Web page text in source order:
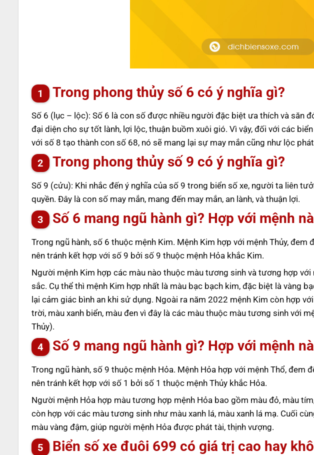
Trong phong thủy số 6 có ý nghĩa gì?
Số 6 (lục – lộc): Số 6 là con số được nhiều người đặc biệt ưa thích và săn
đại diện cho sự tốt lành, lợi lộc, thuận buồm xuôi gió. Vì vậy, đối với các
với số 8 tạo thành con số 68, nó sẽ mang lại sự may mắn cũng như lộc
Trong phong thủy số 9 có ý nghĩa gì?
Số 9 (cửu): Khi nhắc đến ý nghĩa của số 9 trong biển số xe, người ta liên
quyền. Đây là con số may mắn, mang đến may mắn, an lành, và thuận lợi.
Số 6 mang ngũ hành gì? Hợp với mệnh
Trong ngũ hành, số 6 thuộc mệnh Kim. Mệnh Kim hợp với mệnh Thủy, đem
nên tránh kết hợp với số 9 bởi số 9 thuộc mệnh Hỏa khắc Kim.
Người mệnh Kim hợp các màu nào thuộc màu tương sinh và tương hợp
sắc. Cụ thể thì mệnh Kim hợp nhất là màu bạc bạch kim, đặc biệt là vàng
lại cảm giác bình an khi sử dụng. Ngoài ra năm 2022 mệnh Kim còn hợp
trời, màu xanh biển, màu đen vì đây là các màu thuộc màu tương sinh với
Thủy).
Số 9 mang ngũ hành gì? Hợp với mệnh
Trong ngũ hành, số 9 thuộc mệnh Hỏa. Mệnh Hỏa hợp với mệnh Thổ, đem
nên tránh kết hợp với số 1 bởi số 1 thuộc mệnh Thủy khắc Hỏa.
Người mệnh Hỏa hợp màu tương hợp mệnh Hỏa bao gồm màu đỏ, màu
còn hợp với các màu tương sinh như màu xanh lá, màu xanh lá mạ. Cuối
màu vàng đậm, giúp người mệnh Hỏa được phát tài, thịnh vượng.
Biển số xe đuôi 699 có giá trị cao hay